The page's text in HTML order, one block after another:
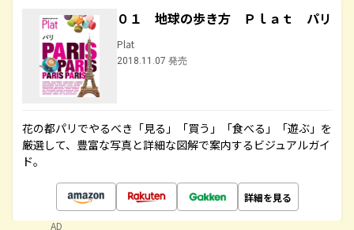
０１ 地球の歩き方 Ｐｌａｔ パリ
Plat
2018.11.07 発売
花の都パリでやるべき「見る」「買う」「食べる」「遊ぶ」を
厳選して、豊富な写真と詳細な図解で案内するビジュアルガイ
ド。
詳細を見る
AD